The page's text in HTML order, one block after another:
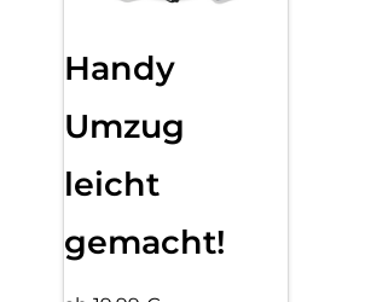
Handy
Umzug
leicht
gemacht!